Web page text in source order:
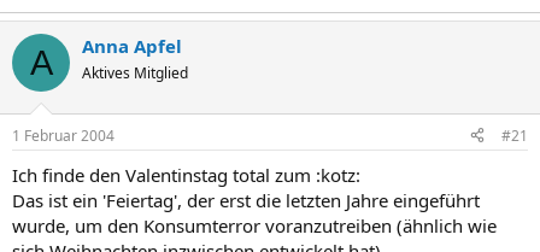
A Anna Apfel
Aktives Mitglied
1 Februar 2004 #21
Ich finde den Valentinstag total zum :kotz:
Das ist ein 'Feiertag', der erst die letzten Jahre eingeführt
wurde, um den Konsumterror voranzutreiben (ähnlich wie